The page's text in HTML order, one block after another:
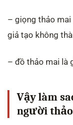
– giọng thảo mai
giả tạo không
– đồ thảo mai là
Vậy làm
người